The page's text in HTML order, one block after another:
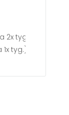
tyg.).
tyg.).